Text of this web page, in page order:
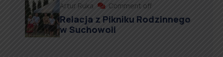
Artur Ruka Comment off
Relacja z Pikniku Rodzinnego
w Suchowoli